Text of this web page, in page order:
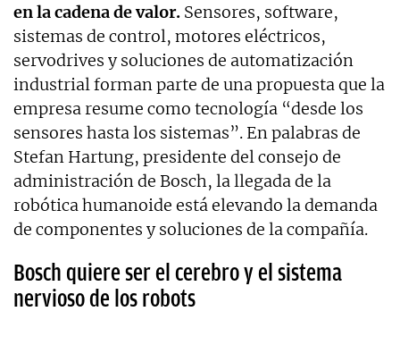
en la cadena de valor. Sensores, software,
sistemas de control, motores eléctricos,
servodrives y soluciones de automatización
industrial forman parte de una propuesta que la
empresa resume como tecnología “desde los
sensores hasta los sistemas”. En palabras de
Stefan Hartung, presidente del consejo de
administración de Bosch, la llegada de la
robótica humanoide está elevando la demanda
de componentes y soluciones de la compañía.
Bosch quiere ser el cerebro y el sistema
nervioso de los robots